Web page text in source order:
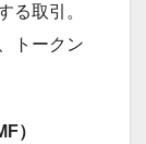
る取引。
トークン
）